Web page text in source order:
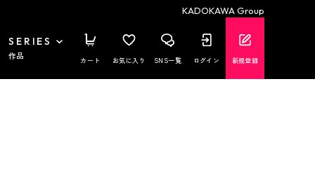
KADOKAWA Group
SERIES
作品 カート お気に入り SNS一覧 ログイン 新規登録